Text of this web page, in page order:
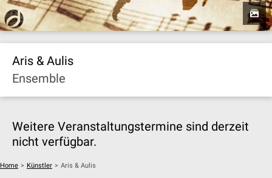
Aris & Aulis
Ensemble
Weitere Veranstaltungstermine sind derzeit
nicht verfügbar.
Home > Künstler > Aris & Aulis